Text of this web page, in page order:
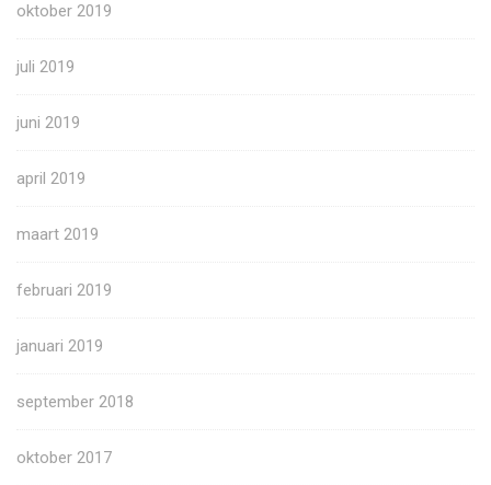
oktober 2019
juli 2019
juni 2019
april 2019
maart 2019
februari 2019
januari 2019
september 2018
oktober 2017